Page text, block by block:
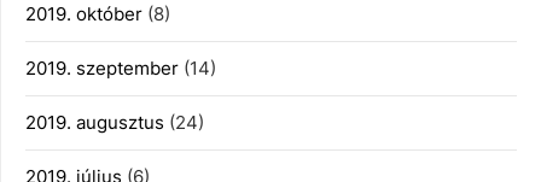
2019. október (8)
2019. szeptember (14)
2019. augusztus (24)
2019. július (6)